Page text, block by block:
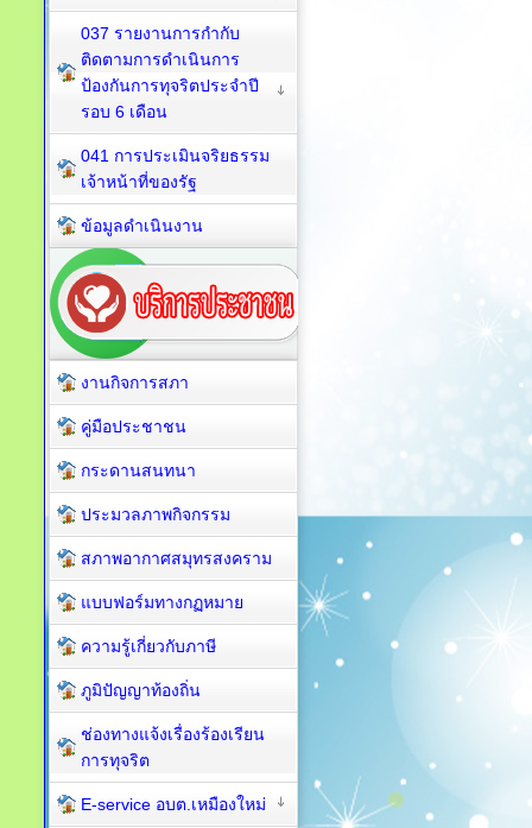
037 รายงานการกำกับ
ติดตามการดำเนินการ
ป้องกันการทุจริตประจำปี
รอบ 6 เดือน
041 การประเมินจริยธรรม
เจ้าหน้าที่ของรัฐ
ข้อมูลดำเนินงาน
งานกิจการสภา
คู่มือประชาชน
กระดานสนทนา
ประมวลภาพกิจกรรม
สภาพอากาศสมุทรสงคราม
แบบฟอร์มทางกฏหมาย
ความรู้เกี่ยวกับภาษี
ภูมิปัญญาท้องถิ่น
ช่องทางแจ้งเรื่องร้องเรียน
การทุจริต
E-service อบต.เหมืองใหม่